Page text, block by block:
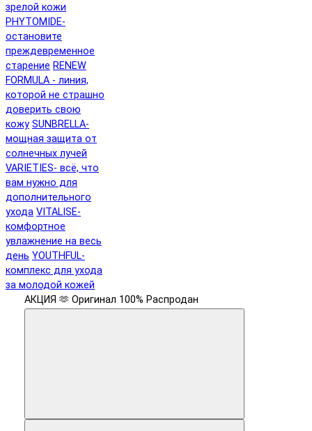
зрелой кожи
PHYTOMIDE-
остановите
преждевременное
старение RENEW
FORMULA - линия,
которой не страшно
доверить свою
кожу SUNBRELLA-
мощная защита от
солнечных лучей
VARIETIES- всё, что
вам нужно для
дополнительного
ухода VITALISE-
комфортное
увлажнение на весь
день YOUTHFUL-
комплекс для ухода
за молодой кожей
АКЦИЯ 🫶 Оригинал 100% Распродан